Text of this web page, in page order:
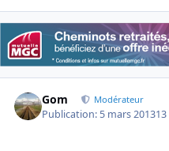
Gom Modérateur
Publication: 5 mars 2013